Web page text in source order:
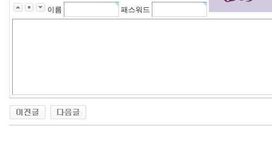
이름 패스워드